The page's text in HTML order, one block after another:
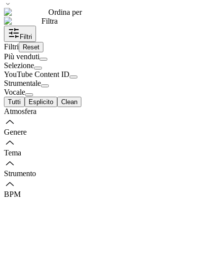
Ordina per
Filtra
Filtri
Filtri Reset
Più venduti
Selezione
YouTube Content ID
Strumentale
Vocale
Tutti Esplicito Clean
Atmosfera
Genere
Tema
Strumento
BPM